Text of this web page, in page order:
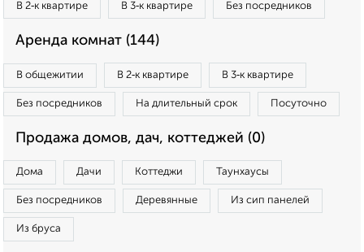
В 2‑к квартире В 3‑к квартире Без посредников
Аренда комнат (144)
В общежитии В 2‑к квартире В 3‑к квартире
Без посредников На длительный срок Посуточно
Продажа домов, дач, коттеджей (0)
Дома Дачи Коттеджи Таунхаусы
Без посредников Деревянные Из сип панелей
Из бруса